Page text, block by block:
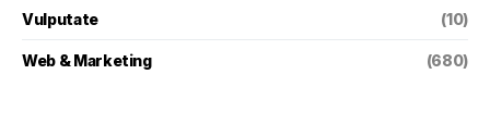
Vulputate (10)
Web & Marketing (680)